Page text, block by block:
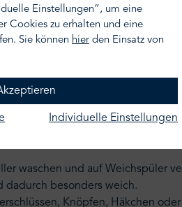
waschen und auf Weichspüler
dadurch besonders weich.
Knöpfen, Häkchen
Einstellungen“, um eine
Cookies zu erhalten und eine
Sie können hier den Einsatz von
Individuelle Einstellungen